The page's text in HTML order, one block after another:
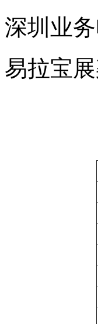
深圳业
易拉宝